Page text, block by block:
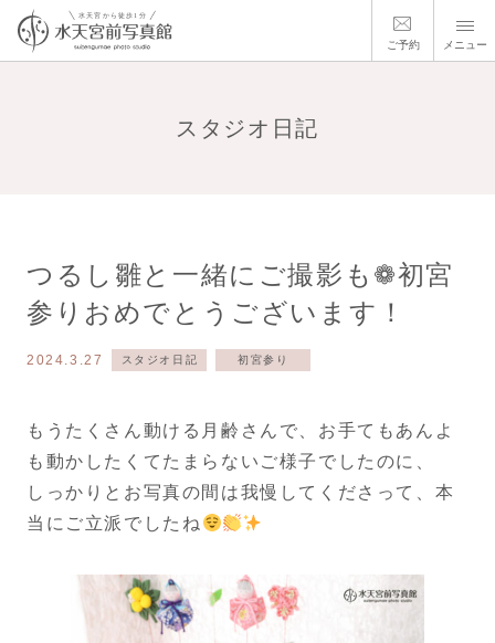
ご予約 メニュー
スタジオ日記
つるし雛と一緒にご撮影も❁初宮
参りおめでとうございます！
2024.3.27 スタジオ日記 初宮参り
もうたくさん動ける月齢さんで、お手てもあんよ
も動かしたくてたまらないご様子でしたのに、
しっかりとお写真の間は我慢してくださって、本
当にご立派でしたね